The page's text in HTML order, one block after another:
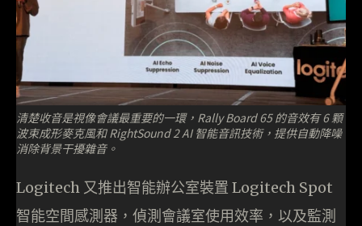
清楚收音是視像會議最重要的一環，Rally Board 65 的音效有 6 顆
波束成形麥克風和 RightSound 2 AI 智能音訊技術，提供自動降噪
消除背景干擾雜音。
Logitech 又推出智能辦公室裝置 Logitech Spot
智能空間感測器，偵測會議室使用效率，以及監測